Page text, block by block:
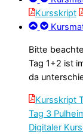
Kursskript
Bitte
Tag 1+2 ist
da
Kursskript
Tag 3
Digitaler